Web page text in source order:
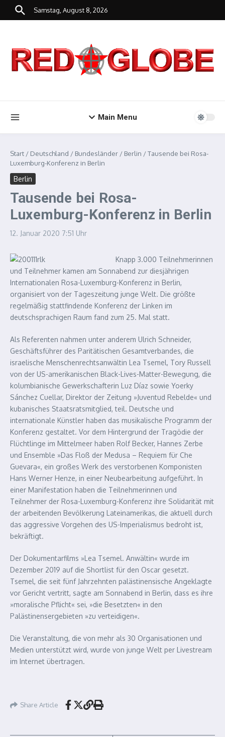
Zum Inhalt springen
Samstag, August 8, 2026
Main Menu
Start / Deutschland / Bundesländer / Berlin /Tausende bei Rosa-
Luxemburg-Konferenz in Berlin
Berlin
Tausende bei Rosa-
Luxemburg-Konferenz in Berlin
12. Januar 2020 7:51 Uhr
Knapp 3.000 Teilnehmerinnen
und Teilnehmer kamen am Sonnabend zur diesjährigen
Internationalen Rosa-Luxemburg-Konferenz in Berlin,
organisiert von der Tageszeitung junge Welt. Die größte
regelmäßig stattfindende Konferenz der Linken im
deutschsprachigen Raum fand zum 25. Mal statt.
Als Referenten nahmen unter anderem Ulrich Schneider,
Geschäftsführer des Paritätischen Gesamtverbandes, die
israelische Menschenrechtsanwältin Lea Tsemel, Tory Russell
von der US-amerikanischen Black-Lives-Matter-Bewegung, die
kolumbianische Gewerkschafterin Luz Díaz sowie Yoerky
Sánchez Cuellar, Direktor der Zeitung »Juventud Rebelde« und
kubanisches Staatsratsmitglied, teil. Deutsche und
internationale Künstler haben das musikalische Programm der
Konferenz gestaltet. Vor dem Hintergrund der Tragödie der
Flüchtlinge im Mittelmeer haben Rolf Becker, Hannes Zerbe
und Ensemble »Das Floß der Medusa – Requiem für Che
Guevara«, ein großes Werk des verstorbenen Komponisten
Hans Werner Henze, in einer Neubearbeitung aufgeführt. In
einer Manifestation haben die Teilnehmerinnen und
Teilnehmer der Rosa-Luxemburg-Konferenz ihre Solidarität mit
der arbeitenden Bevölkerung Lateinamerikas, die aktuell durch
das aggressive Vorgehen des US-Imperialismus bedroht ist,
bekräftigt.
Der Dokumentarfilms »Lea Tsemel. Anwältin« wurde im
Dezember 2019 auf die Shortlist für den Oscar gesetzt.
Tsemel, die seit fünf Jahrzehnten palästinensische Angeklagte
vor Gericht vertritt, sagte am Sonnabend in Berlin, dass es ihre
»moralische Pflicht« sei, »die Besetzten« in den
Palästinensergebieten »zu verteidigen«.
Die Veranstaltung, die von mehr als 30 Organisationen und
Medien unterstützt wird, wurde von junge Welt per Livestream
im Internet übertragen.
Share Article